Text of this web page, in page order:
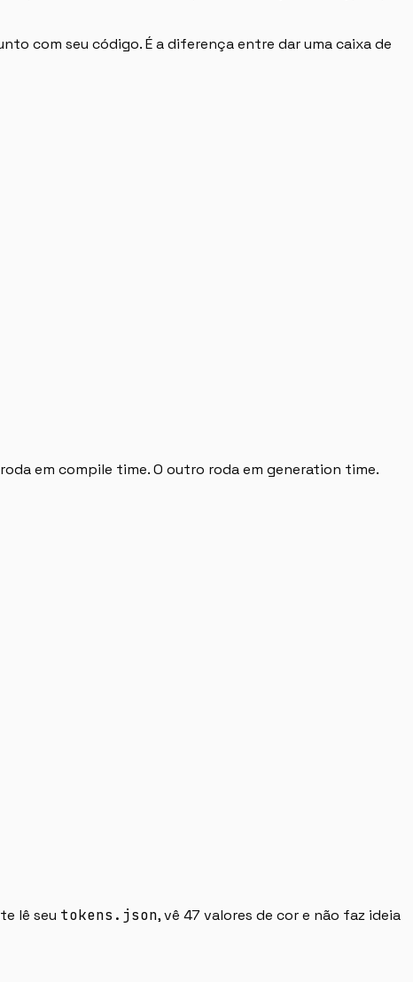
com seu código. É a diferença entre dar uma caixa de
roda em compile time. O outro roda em generation time.
lê seu tokens.json, vê 47 valores de cor e não faz ideia